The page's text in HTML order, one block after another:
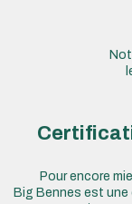
Pour encore
Big Bennes est